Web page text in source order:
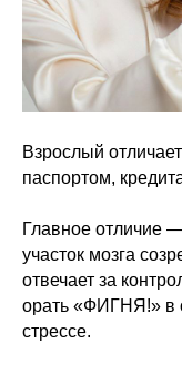
Взрослый
паспортом,
Главное отличие
участок мозга
отвечает за
орать «ФИГНЯ!» в
стрессе.